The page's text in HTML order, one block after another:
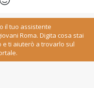
il tuo assistente
Roma. Digita cosa stai
e ti aiuterò a trovarlo sul